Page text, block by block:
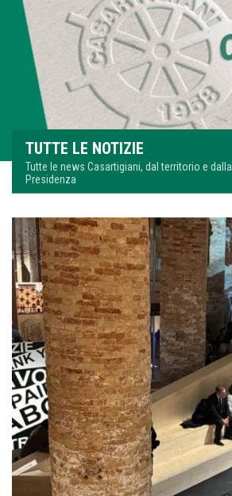
TUTTE LE NOTIZIE
Tutte le news Casartigiani, dal territorio e dalla
Presidenza